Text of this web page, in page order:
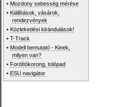
• Mozdony sebesség mérése
• Kiállítások, vásárok,
rendezvények
• Közlekedési kirándulások!
•T-Track
• Modell bemutató - Kinek,
milyen van?
• Fordítókorong, tolópad
• ESU navigátor